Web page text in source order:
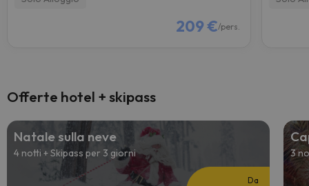
209 €/pers.
Offerte hotel + skipass
Natale sulla neve
4 notti + Skipass per 3 giorni
Da
3